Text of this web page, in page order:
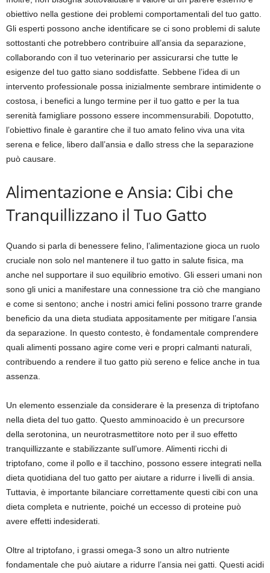
obiettivo nella gestione dei problemi comportamentali del tuo gatto.
Gli esperti possono anche identificare se ci sono problemi di salute
sottostanti che potrebbero contribuire all’ansia da separazione,
collaborando con il tuo veterinario per assicurarsi che tutte le
esigenze del tuo gatto siano soddisfatte. Sebbene l’idea di un
intervento professionale possa inizialmente sembrare intimidente o
costosa, i benefici a lungo termine per il tuo gatto e per la tua
serenità famigliare possono essere incommensurabili. Dopotutto,
l’obiettivo finale è garantire che il tuo amato felino viva una vita
serena e felice, libero dall’ansia e dallo stress che la separazione
può causare.
Alimentazione e Ansia: Cibi che
Tranquillizzano il Tuo Gatto
Quando si parla di benessere felino, l’alimentazione gioca un ruolo
cruciale non solo nel mantenere il tuo gatto in salute fisica, ma
anche nel supportare il suo equilibrio emotivo. Gli esseri umani non
sono gli unici a manifestare una connessione tra ciò che mangiano
e come si sentono; anche i nostri amici felini possono trarre grande
beneficio da una dieta studiata appositamente per mitigare l’ansia
da separazione. In questo contesto, è fondamentale comprendere
quali alimenti possano agire come veri e propri calmanti naturali,
contribuendo a rendere il tuo gatto più sereno e felice anche in tua
assenza.
Un elemento essenziale da considerare è la presenza di triptofano
nella dieta del tuo gatto. Questo amminoacido è un precursore
della serotonina, un neurotrasmettitore noto per il suo effetto
tranquillizzante e stabilizzante sull’umore. Alimenti ricchi di
triptofano, come il pollo e il tacchino, possono essere integrati nella
dieta quotidiana del tuo gatto per aiutare a ridurre i livelli di ansia.
Tuttavia, è importante bilanciare correttamente questi cibi con una
dieta completa e nutriente, poiché un eccesso di proteine può
avere effetti indesiderati.
Oltre al triptofano, i grassi omega-3 sono un altro nutriente
fondamentale che può aiutare a ridurre l’ansia nei gatti. Questi acidi